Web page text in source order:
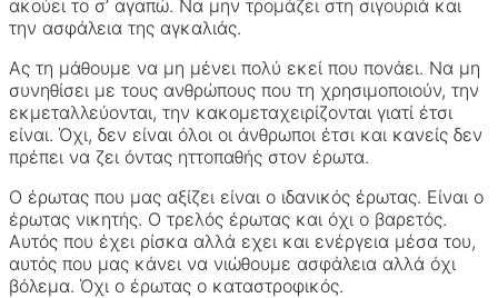
ακούει το σ’ αγαπώ. Να μην τρομάζει στη σιγουριά και
την ασφάλεια της αγκαλιάς.
Ας τη μάθουμε να μη μένει πολύ εκεί που πονάει. Να μη
συνηθίσει με τους ανθρώπους που τη χρησιμοποιούν, την
εκμεταλλεύονται, την κακομεταχειρίζονται γιατί έτσι
είναι. Όχι, δεν είναι όλοι οι άνθρωποι έτσι και κανείς δεν
πρέπει να ζει όντας ηττοπαθής στον έρωτα.
Ο έρωτας που μας αξίζει είναι ο ιδανικός έρωτας. Είναι ο
έρωτας νικητής. Ο τρελός έρωτας και όχι ο βαρετός.
Αυτός που έχει ρίσκα αλλά εχει και ενέργεια μέσα του,
αυτός που μας κάνει να νιώθουμε ασφάλεια αλλά όχι
βόλεμα. Όχι ο έρωτας ο καταστροφικός.